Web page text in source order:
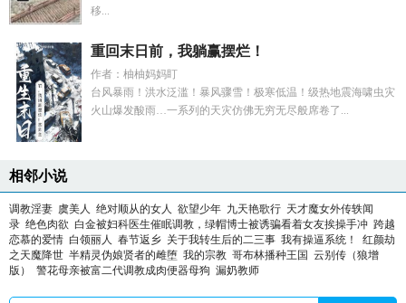
移...
重回末日前，我躺赢摆烂！
作者：柚柚妈妈盯
台风暴雨！洪水泛滥！暴风骤雪！极寒低温！级热地震海啸虫灾
火山爆发酸雨…一系列的天灾仿佛无穷无尽般席卷了...
相邻小说
调教淫妻 虞美人 绝对顺从的女人 欲望少年 九天艳歌行 天才魔女外传轶闻
录 绝色肉欲 白金被妇科医生催眠调教，绿帽博士被诱骗看着女友挨操手冲 跨越
恋慕的爱情 白领丽人 春节返乡 关于我转生后的二三事 我有操逼系统！
红颜劫
之天魔降世 半精灵伪娘贤者的雌堕 我的宗教 哥布林播种王国 云别传（狼增
版）
警花母亲被富二代调教成肉便器母狗 漏奶教师